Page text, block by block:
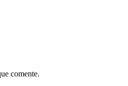
comente.